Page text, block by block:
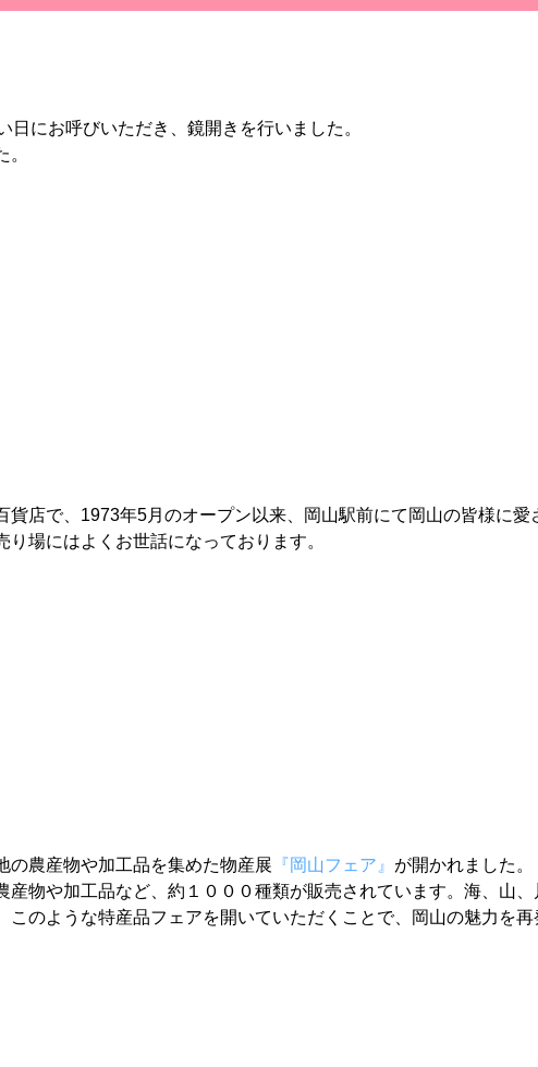
日にお呼びいただき、鏡開きを行いました。
店で、 1973年5月のオープン以来、 岡山駅前にて岡山の皆様に愛
り場にはよくお世話になっております。
の農産物や加工品を集めた物産展 『岡山フェア』 が開かれました。
産物や加工品など、約１０００種類が販売されています。海、山、
このような特産品フェアを開いていただくことで、 岡山の魅力を再